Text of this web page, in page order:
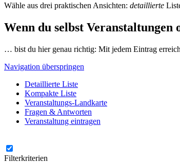
Wähle aus drei praktischen Ansichten: detaillierte
Wenn du selbst
… bist du hier genau richtig: Mit jedem Eintrag
Navigation überspringen
Detaillierte Liste
Kompakte Liste
Veranstaltungs-Landkarte
Fragen & Antworten
Veranstaltung eintragen
Filterkriterien